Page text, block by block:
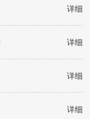
详细
详细
详细
详细